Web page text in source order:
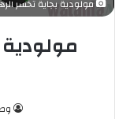
مولودية بجاية تخسر